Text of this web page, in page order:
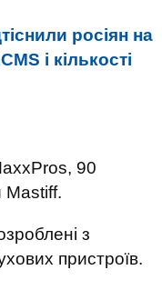
росіян на
і кількості
90
Mastiff.
з
пристроїв.